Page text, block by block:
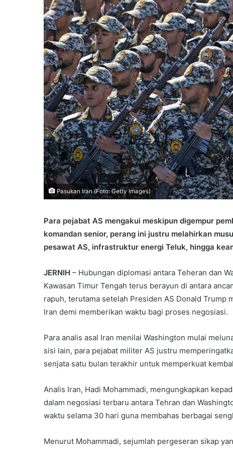
Pasukan Iran (Foto: Getty Images)
Para pejabat AS mengakui meskipun digempur
komandan senior, perang ini justru melahirkan
pesawat AS, infrastruktur energi Teluk, hingga
JERNIH – Hubungan diplomasi antara Teheran dan
Kawasan Timur Tengah terus berayun di antara
rapuh, terutama setelah Presiden AS Donald Trump
Iran demi memberikan waktu bagi proses negosiasi.
Para analis asal Iran menilai Washington mulai
sisi lain, para pejabat militer AS justru
senjata satu bulan terakhir untuk memperkuat
Analis Iran, Hadi Mohammadi, mengungkapkan
dalam negosiasi terbaru antara Tehran dan
waktu selama 30 hari guna membahas berbagai
Menurut Mohammadi, sejumlah pergeseran sikap